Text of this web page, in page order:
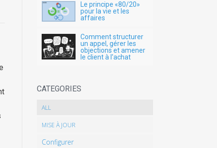
Le principe «80/20»
pour la vie et les
affaires
Comment structurer
un appel, gérer les
objections et amener
le client à l'achat
CATEGORIES
ALL
MISE À JOUR
Configurer